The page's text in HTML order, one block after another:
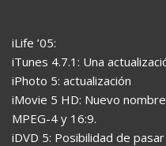
iLife ’05:
iTunes 4.7.1: Una
iPhoto 5: actualización
iMovie 5 HD: Nuevo
MPEG-4 y 16:9.
iDVD 5: Posibilidad de